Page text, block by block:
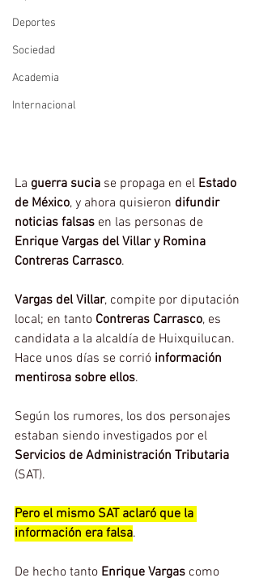
Deportes
Sociedad
Academia
Internacional
La guerra sucia se propaga en el Estado
de México, y ahora quisieron difundir
noticias falsas en las personas de
Enrique Vargas del Villar y Romina
Contreras Carrasco.
Vargas del Villar, compite por diputación
local; en tanto Contreras Carrasco, es
candidata a la alcaldía de Huixquilucan.
Hace unos días se corrió información
mentirosa sobre ellos.
Según los rumores, los dos personajes
estaban siendo investigados por el
Servicios de Administración Tributaria
(SAT).
Pero el mismo SAT aclaró que la
información era falsa.
De hecho tanto Enrique Vargas como